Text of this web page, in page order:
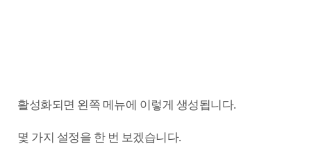
활성화되면 왼쪽 메뉴에 이렇게 생성됩니다.
몇 가지 설정을 한 번 보겠습니다.